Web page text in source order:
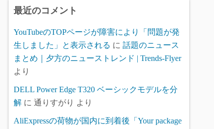
ブ
最近のコメント
YouTubeのTOPページが障害により「問題が発
生しました」と表示される に 話題のニュース
まとめ｜夕方のニューストレンド | Trends-Flyer
より
DELL Power Edge T320 ベーシックモデルを分
解 に 通りすがり より
AliExpressの荷物が国内に到着後「Your package